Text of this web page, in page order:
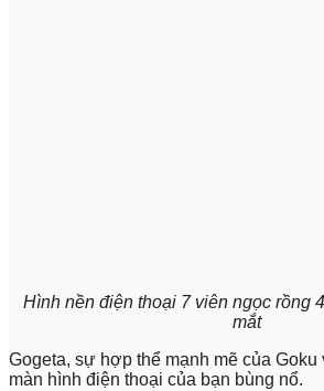
Hình nền điện thoại 7 viên ngọc rồng
mắt
Gogeta, sự hợp thể mạnh mẽ của Goku
màn hình điện thoại của bạn bùng nổ.